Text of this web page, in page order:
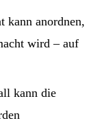
kann anordnen,
wird – auf
kann die